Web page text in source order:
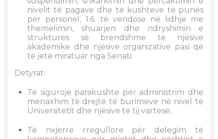
nivelit të pagave dhe të kushteve të punës
për personel; 1.6. të vendosë në lidhje me
themelimin, shuarjen dhe ndryshimin e
strukturës së brendshme të njësive
akademike dhe njësive organizative pasi që
të jetë miratuar nga Senati.
Detyrat:
Të sigurojë parakushte për administrim dhe
menaxhim të drejtë të burimeve në nivel të
Universitetit dhe njësive të tij vartëse;
Të nxjerrë rregullore për delegim të